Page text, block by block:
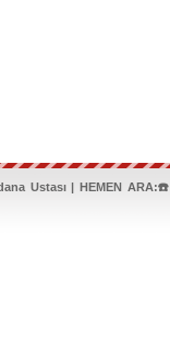
Ustası | HEMEN